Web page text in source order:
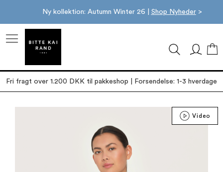
Ny kollektion: Autumn Winter 26 | Shop Nyheder>
Fri fragt over 1.200 DKK til pakkeshop | Forsendelse: 1-3 hverdage
Video